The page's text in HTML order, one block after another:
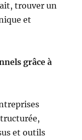
trouver un
et
grâce à
et outils